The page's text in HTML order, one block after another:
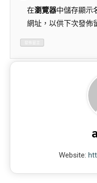
在瀏覽器中儲存顯示
網址，以供下次發佈
Website: